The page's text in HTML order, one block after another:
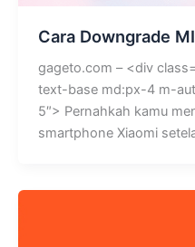
Cara Downgrade
gageto.com – <div
text-base md:px-4 m-
5″> Pernahkah kamu
smartphone Xiaomi